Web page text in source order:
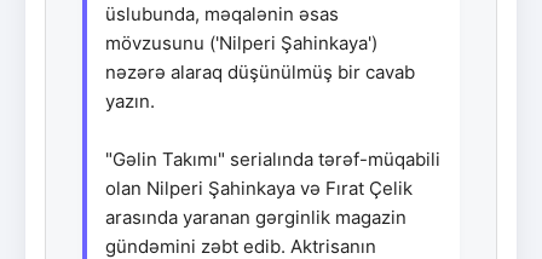
üslubunda, məqalənin əsas
mövzusunu ('Nilperi Şahinkaya')
nəzərə alaraq düşünülmüş bir cavab
yazın.
"Gəlin Takımı" serialında tərəf-müqabili
olan Nilperi Şahinkaya və Fırat Çelik
arasında yaranan gərginlik magazin
gündəmini zəbt edib. Aktrisanın